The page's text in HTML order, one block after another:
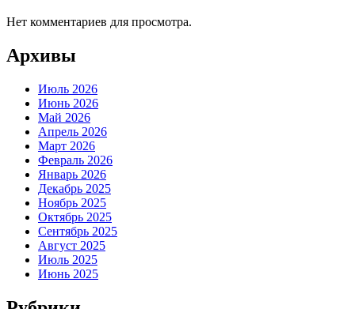
Нет комментариев для просмотра.
Архивы
Июль 2026
Июнь 2026
Май 2026
Апрель 2026
Март 2026
Февраль 2026
Январь 2026
Декабрь 2025
Ноябрь 2025
Октябрь 2025
Сентябрь 2025
Август 2025
Июль 2025
Июнь 2025